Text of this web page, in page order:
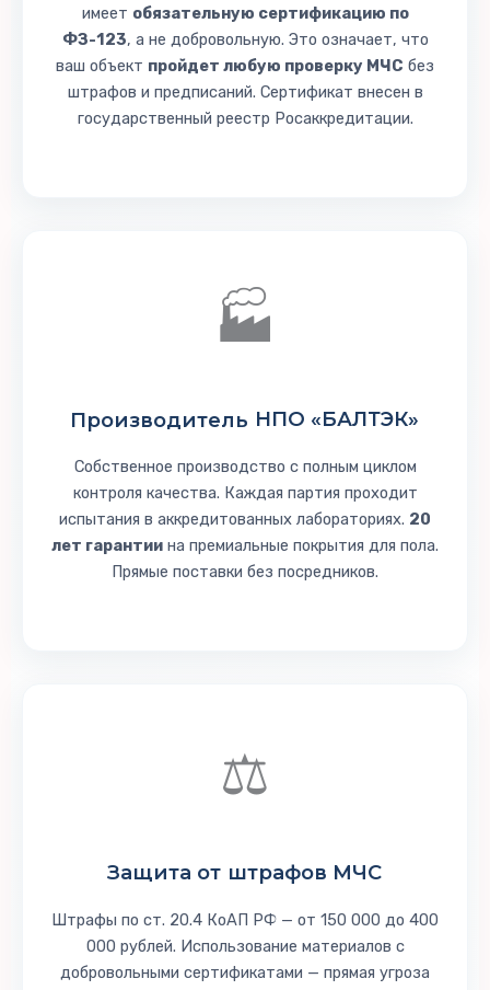
имеет обязательную сертификацию по
ФЗ-123, а не добровольную. Это означает, что
ваш объект пройдет любую проверку МЧС без
штрафов и предписаний. Сертификат внесен в
государственный реестр Росаккредитации.
🏭
Производитель НПО «БАЛТЭК»
Собственное производство с полным циклом
контроля качества. Каждая партия проходит
испытания в аккредитованных лабораториях. 20
лет гарантии на премиальные покрытия для пола.
Прямые поставки без посредников.
⚖️
Защита от штрафов МЧС
Штрафы по ст. 20.4 КоАП РФ — от 150 000 до 400
000 рублей. Использование материалов с
добровольными сертификатами — прямая угроза